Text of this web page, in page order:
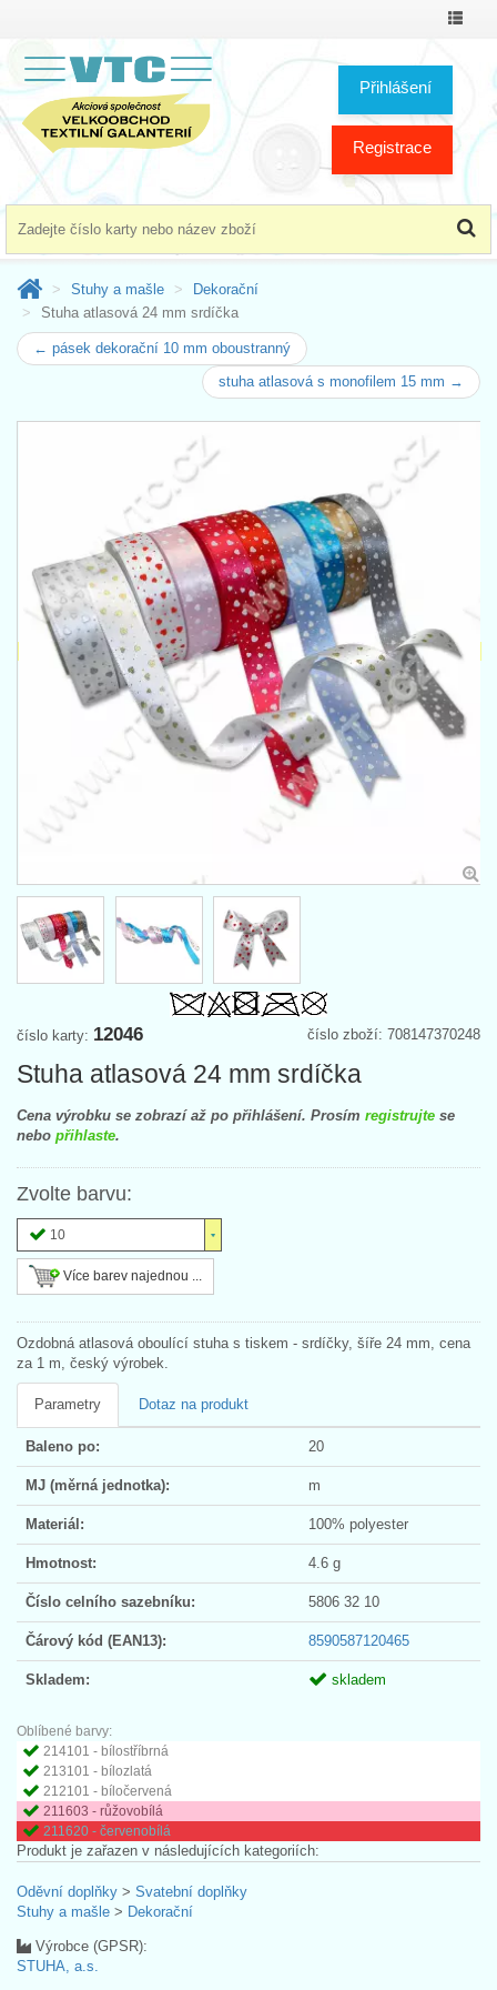
Přihlášení
Registrace
Stuhy a mašle
Dekorační
Stuha atlasová 24 mm srdíčka
← pásek dekorační 10 mm oboustranný
stuha atlasová s monofilem 15 mm →
číslo zboží: 708147370248
číslo karty: 12046
Stuha atlasová 24 mm srdíčka
Cena výrobku se zobrazí až po přihlášení. Prosím registrujte se
nebo přihlaste.
Zvolte barvu:
10
Více barev najednou ...
Ozdobná atlasová oboulící stuha s tiskem - srdíčky, šíře 24 mm, cena
za 1 m, český výrobek.
Parametry Dotaz na produkt
Baleno po: 20
MJ (měrná jednotka): m
Materiál: 100% polyester
Hmotnost: 4.6 g
Číslo celního sazebníku: 5806 32 10
Čárový kód (EAN13): 8590587120465
Skladem: skladem
Oblíbené barvy:
214101 - bílostříbrná
213101 - bílozlatá
212101 - bíločervená
211603 - růžovobílá
211620 - červenobílá
Produkt je zařazen v následujících kategoriích:
Oděvní doplňky > Svatební doplňky
Stuhy a mašle > Dekorační
Výrobce (GPSR):
STUHA, a.s.